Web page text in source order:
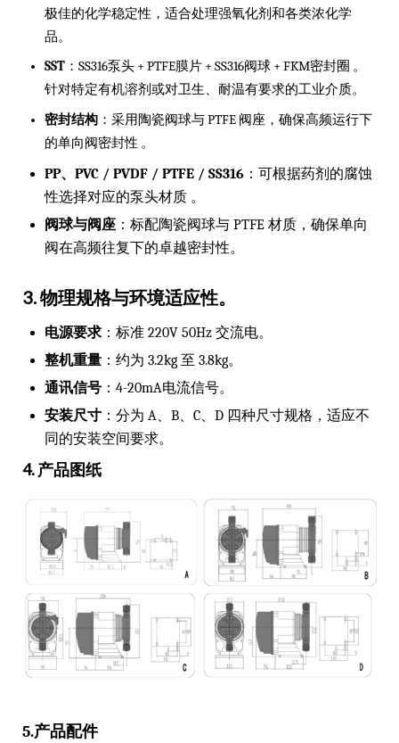
极佳的化学稳定性，适合处理强氧化剂和各类浓化学
品。
SST ：SS316泵头 + PTFE膜片 + SS316阀球 + FKM密封圈 。
针对特定有机溶剂或对卫生、耐温有要求的工业介质。
密封结构 ：采用陶瓷阀球与 PTFE 阀座，确保高频运行下
的单向阀密封性 。
PP、PVC / PVDF / PTFE / SS316 ：可根据药剂的腐蚀
性选择对应的泵头材质 。
阀球与阀座 ：标配陶瓷阀球与 PTFE 材质，确保单向
阀在高频往复下的卓越密封性。
3. 物理规格与环境适应性。
电源要求：标准 220V 50Hz 交流电。
整机重量 ：约为 3.2kg 至 3.8kg。
通讯信号 ：4-20mA电流信号。
安装尺寸 ：分为 A、B、C、D 四种尺寸规格，适应不
同的安装空间要求。
4. 产品图纸
5.产品配件